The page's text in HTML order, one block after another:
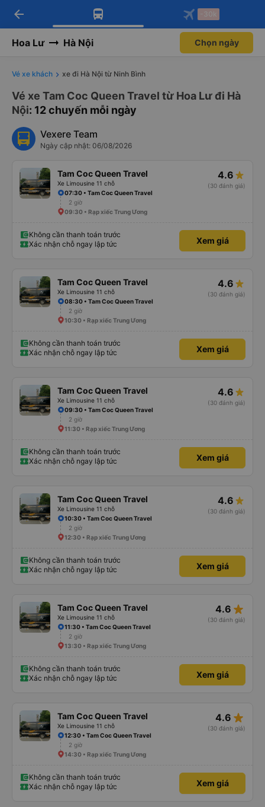
Tải app Vexere ngay!
Nhận ưu đãi thành viên độc
Mở app
Tải app Vexere
-30k/ghế khi đặt vé máy bay qua
Mở app
arrow_back -30k
Hoa Lư Hà Nội Chọn ngày
Vé xe khách xe đi Hà Nội từ Ninh Bình
Vé xe Tam Coc Queen Travel từ Hoa Lư đi Hà
Nội: 12 chuyến mỗi ngày
Vexere Team
Ngày cập nhật: 06/08/2026
Tam Coc Queen Travel
Xe Limousine 11 chỗ
4.6
(30 đánh giá)
07:30 • Tam Coc Queen Travel
2 giờ
09:30 • Rạp xiếc Trung Ương
Không cần thanh toán trước
Xác nhận chỗ ngay lập tức
Xem giá
Tam Coc Queen Travel
Xe Limousine 11 chỗ
4.6
(30 đánh giá)
08:30 • Tam Coc Queen Travel
2 giờ
10:30 • Rạp xiếc Trung Ương
Không cần thanh toán trước
Xác nhận chỗ ngay lập tức
Xem giá
Tam Coc Queen Travel
Xe Limousine 11 chỗ
4.6
(30 đánh giá)
09:30 • Tam Coc Queen Travel
2 giờ
11:30 • Rạp xiếc Trung Ương
Không cần thanh toán trước
Xác nhận chỗ ngay lập tức
Xem giá
Tam Coc Queen Travel
Xe Limousine 11 chỗ
4.6
(30 đánh giá)
10:30 • Tam Coc Queen Travel
2 giờ
12:30 • Rạp xiếc Trung Ương
Không cần thanh toán trước
Xác nhận chỗ ngay lập tức
Xem giá
Tam Coc Queen Travel
Xe Limousine 11 chỗ
4.6 star_rate
(30 đánh giá)
11:30 • Tam Coc Queen Travel
2 giờ
13:30 • Rạp xiếc Trung Ương
Không cần thanh toán trước
Xác nhận chỗ ngay lập tức
Xem giá
Tam Coc Queen Travel
Xe Limousine 11 chỗ
4.6 star_rate
(30 đánh giá)
12:30 • Tam Coc Queen Travel
2 giờ
14:30 • Rạp xiếc Trung Ương
Không cần thanh toán trước
Xác nhận chỗ ngay lập tức
Xem giá